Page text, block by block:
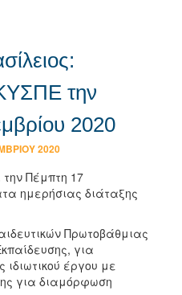
την
2020
2020
Πέμπτη 17
ημερήσιας διάταξης
Πρωτοβάθμιας
για
έργου με
για διαμόρφωση